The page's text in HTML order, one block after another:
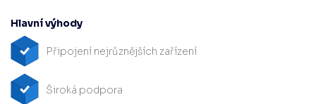
Hlavní výhody
Připojení nejrůznějších zařízení
Široká podpora